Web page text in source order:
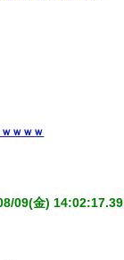
璧な容姿を持っ
ｗｗｗ
09(金) 14:02:17.39